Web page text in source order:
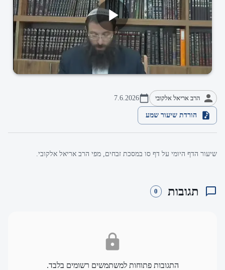
הרב אריאל אלקובי 7.6.2026
הורדת שיעור שמע
שיעור הדף היומי על דף סו במסכת זבחים, מפי הרב אריאל אלקובי.
תגובות 0
התגובות פתוחות למשתמשים רשומים בלבד.